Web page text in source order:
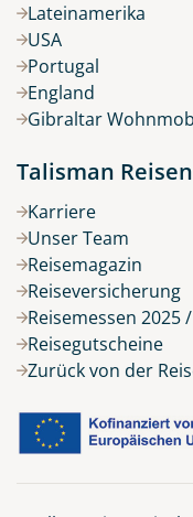
Lateinamerika
USA
Portugal
England
Gibraltar
Talisman Reisen
Karriere
Unser Team
Reisemagazin
Reiseversicherung
Reisemessen 2025
Reisegutscheine
Zurück von der